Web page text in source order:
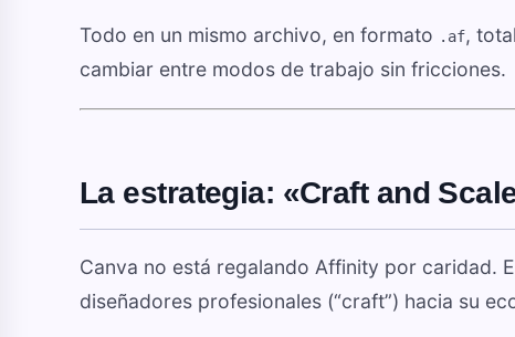
Todo en un mismo archivo, en formato .af,
cambiar entre modos de trabajo sin fricciones.
La estrategia: «Craft and
Canva no está regalando Affinity por caridad.
diseñadores profesionales (“craft”) hacia su